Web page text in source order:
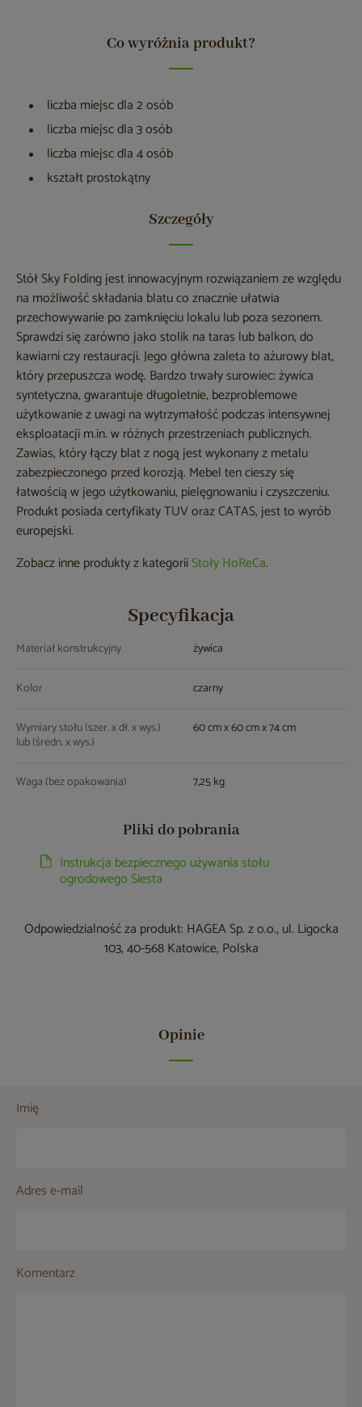
Co wyróżnia produkt?
liczba miejsc dla 2 osób
liczba miejsc dla 3 osób
liczba miejsc dla 4 osób
kształt prostokątny
Szczegóły
Stół Sky Folding jest innowacyjnym rozwiązaniem ze względu
na możliwość składania blatu co znacznie ułatwia
przechowywanie po zamknięciu lokalu lub poza sezonem.
Sprawdzi się zarówno jako stolik na taras lub balkon, do
kawiarni czy restauracji. Jego główna zaleta to ażurowy blat,
który przepuszcza wodę. Bardzo trwały surowiec: żywica
syntetyczna, gwarantuje długoletnie, bezproblemowe
użytkowanie z uwagi na wytrzymałość podczas intensywnej
eksploatacji m.in. w różnych przestrzeniach publicznych.
Zawias, który łączy blat z nogą jest wykonany z metalu
zabezpieczonego przed korozją. Mebel ten cieszy się
łatwością w jego użytkowaniu, pielęgnowaniu i czyszczeniu.
Produkt posiada certyfikaty TUV oraz CATAS, jest to wyrób
europejski.
Zobacz inne produkty z kategoriiStoły HoReCa.
Specyfikacja
Materiał konstrukcyjny żywica
Kolor czarny
Wymiary stołu (szer. x dł. x wys.)
lub (średn. x wys.)
60 cm x 60 cm x 74 cm
Waga (bez opakowania) 7,25 kg
Pliki do pobrania
Instrukcja bezpiecznego używania stołu
ogrodowego Siesta
Odpowiedzialność za produkt: HAGEA Sp. z o.o., ul. Ligocka
103, 40-568 Katowice, Polska
Opinie
Imię
Adres e-mail
Komentarz